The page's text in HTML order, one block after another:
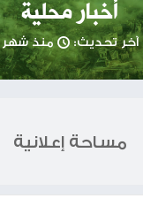
أخبار محلية
آخر تحديث: منذ شهر
مساحة إعلانية